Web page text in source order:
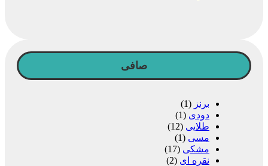
صافی
برنز (1)
دودی (1)
طلایی (12)
مسی (1)
مشکی (17)
نقره ای (2)